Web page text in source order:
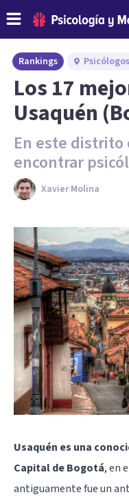
Rankings
Los 17
Usaquén
En este distrito
encontrar
Xavier Molina
Usaquén es una
Capital de Bogotá, en
antiguamente fue un